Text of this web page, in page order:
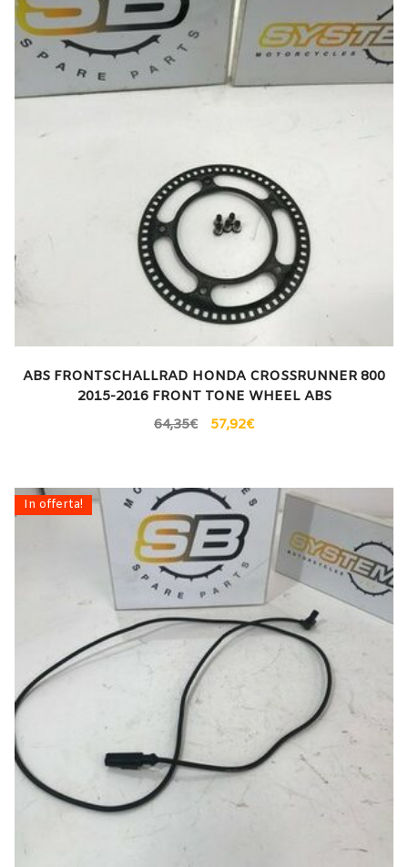
ABS FRONTSCHALLRAD HONDA CROSSRUNNER 800
2015-2016 FRONT TONE WHEEL ABS
64,35€ 57,92€
In offerta!